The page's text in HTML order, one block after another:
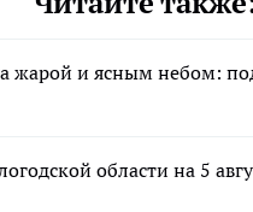
жарой и ясным небом:
области на 5